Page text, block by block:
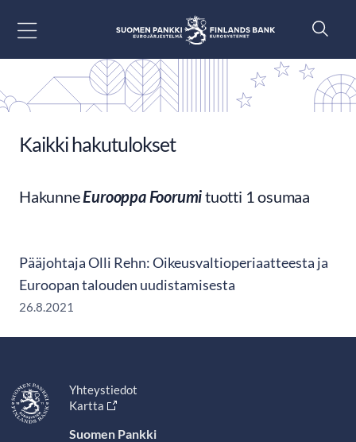
Kaikki hakutulokset
HakunneEurooppa Foorumituotti 1 osumaa
Pääjohtaja Olli Rehn: Oikeusvaltioperiaatteesta ja
Euroopan talouden uudistamisesta
26.8.2021
Yhteystiedot
Kartta
Suomen Pankki